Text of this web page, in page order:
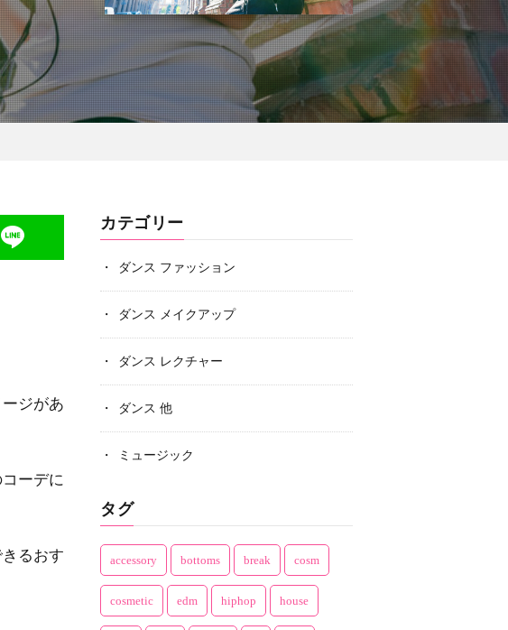
ジがあ
ーデに
るおす
カテゴリー
ダンス ファッション
ダンス メイクアップ
ダンス レクチャー
ダンス 他
ミュージック
タグ
accessory bottoms break cosm
cosmetic edm hiphop house